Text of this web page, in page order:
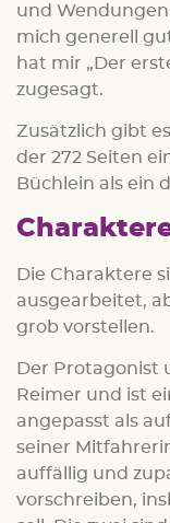
und
mich generell
hat mir „Der
zugesagt.
Zusätzlich gibt
der 272 Seiten
Büchlein als ein
Die Charaktere
ausgearbeitet,
grob vorstellen.
Der Protagonist
Reimer und ist
angepasst als
seiner
auffällig und
vorschreiben,